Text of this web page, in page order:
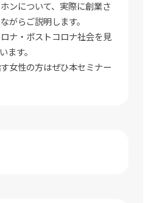
ンについて、実際に創業さ
がらご説明します。
ナ・ポストコロナ社会を見
ます。
女性の方はぜひ本セミナー